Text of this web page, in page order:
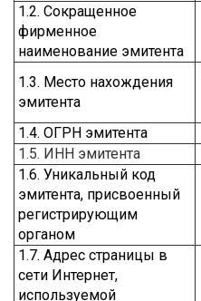
1.2. Сокращенное
фирменное
наименование эмитента
1.3. Место нахождения
эмитента
1.4. ОГРН эмитента
1.5. ИНН эмитента
1.6. Уникальный код
эмитента, присвоенный
регистрирующим
органом
1.7. Адрес страницы в
сети Интернет,
используемой